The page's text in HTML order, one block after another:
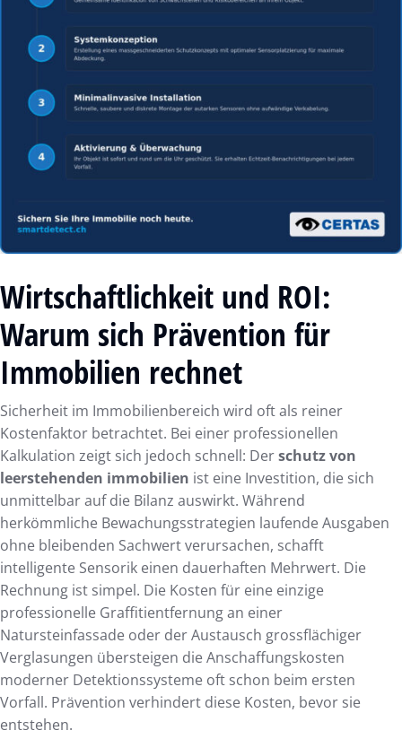
Wirtschaftlichkeit und ROI:
Warum sich Prävention für
Immobilien rechnet
Sicherheit im Immobilienbereich wird oft als reiner
Kostenfaktor betrachtet. Bei einer professionellen
Kalkulation zeigt sich jedoch schnell: Derschutz von
leerstehenden immobilien ist eine Investition, die sich
unmittelbar auf die Bilanz auswirkt. Während
herkömmliche Bewachungsstrategien laufende Ausgaben
ohne bleibenden Sachwert verursachen, schafft
intelligente Sensorik einen dauerhaften Mehrwert. Die
Rechnung ist simpel. Die Kosten für eine einzige
professionelle Graffitientfernung an einer
Natursteinfassade oder der Austausch grossflächiger
Verglasungen übersteigen die Anschaffungskosten
moderner Detektionssysteme oft schon beim ersten
Vorfall. Prävention verhindert diese Kosten, bevor sie
entstehen.